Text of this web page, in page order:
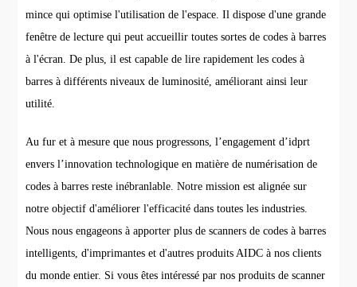
mince qui optimise l'utilisation de l'espace. Il dispose d'une grande
fenêtre de lecture qui peut accueillir toutes sortes de codes à barres
à l'écran. De plus, il est capable de lire rapidement les codes à
barres à différents niveaux de luminosité, améliorant ainsi leur
utilité.
Au fur et à mesure que nous progressons, l’engagement d’idprt
envers l’innovation technologique en matière de numérisation de
codes à barres reste inébranlable. Notre mission est alignée sur
notre objectif d'améliorer l'efficacité dans toutes les industries.
Nous nous engageons à apporter plus de scanners de codes à barres
intelligents, d'imprimantes et d'autres produits AIDC à nos clients
du monde entier. Si vous êtes intéressé par nos produits de scanner